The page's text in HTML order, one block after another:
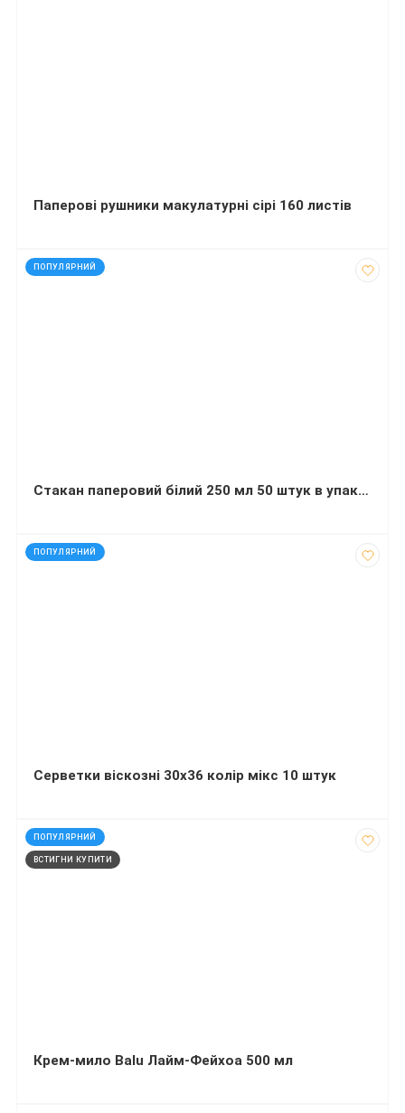
Паперові рушники макулатурні сірі 160 листів
ПОПУЛЯРНИЙ
код: 21965
Стакан паперовий білий 250 мл 50 штук в упаковці
ПОПУЛЯРНИЙ
код: 927664
Серветки віскозні 30х36 колір мікс 10 штук
ПОПУЛЯРНИЙ
ВСТИГНИ КУПИТИ
код: 32460
Крем-мило Balu Лайм-Фейхоа 500 мл